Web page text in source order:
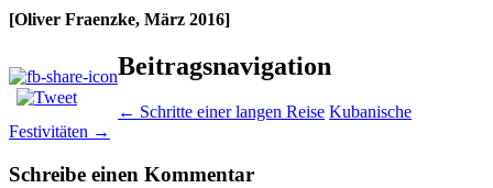
[Oliver Fraenzke, März 2016]
Beitragsnavigation
← Schritte einer langen Reise Kubanische
Festivitäten →
Schreibe einen Kommentar